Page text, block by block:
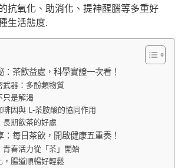
抗氧化、助消化、提神醒腦等多重好
生活態度.
：茶飲益處，科學實證一次看！
武器：多酚類物質
只是解渴
啡因與 L-茶胺酸的協同作用
長期飲茶的好處
：每日茶飲，開啟健康五重奏！
青春活力從「茶」開始
，腸道順暢好輕鬆